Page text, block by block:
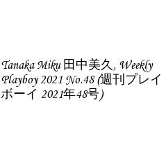
Tanaka Miku 田中美久, Weekly
Playboy 2021 No.48 (週刊プレイ
ボーイ 2021年48号)